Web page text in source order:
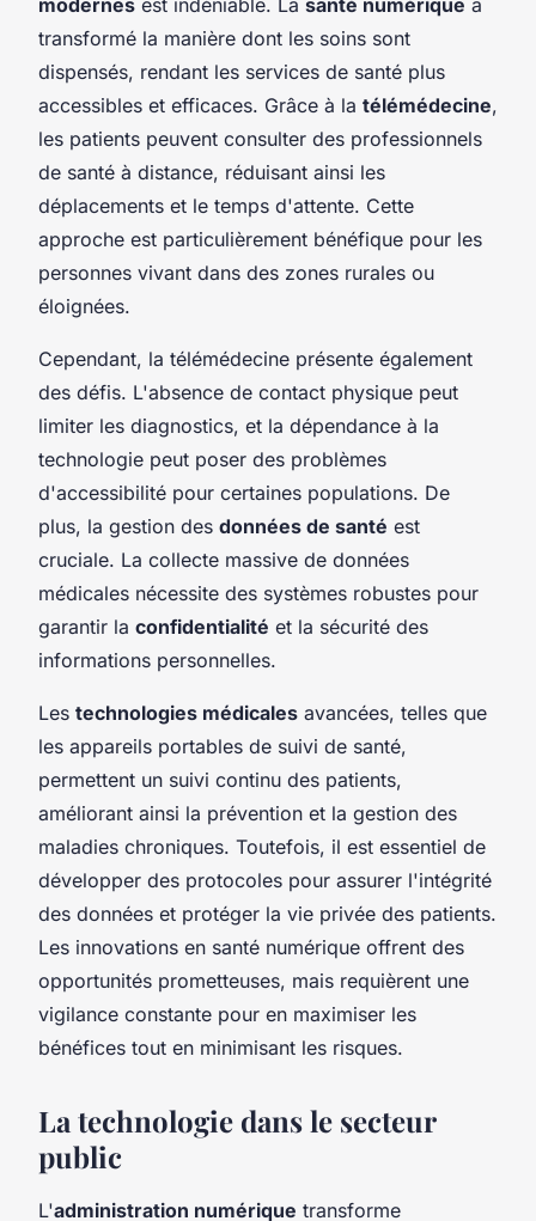
transformé la manière dont les soins sont
dispensés, rendant les services de santé plus
accessibles et efficaces. Grâce à la télémédecine,
les patients peuvent consulter des professionnels
de santé à distance, réduisant ainsi les
déplacements et le temps d'attente. Cette
approche est particulièrement bénéfique pour les
personnes vivant dans des zones rurales ou
éloignées.
Cependant, la télémédecine présente également
des défis. L'absence de contact physique peut
limiter les diagnostics, et la dépendance à la
technologie peut poser des problèmes
d'accessibilité pour certaines populations. De
plus, la gestion des données de santé est
cruciale. La collecte massive de données
médicales nécessite des systèmes robustes pour
garantir la confidentialité et la sécurité des
informations personnelles.
Les technologies médicales avancées, telles que
les appareils portables de suivi de santé,
permettent un suivi continu des patients,
améliorant ainsi la prévention et la gestion des
maladies chroniques. Toutefois, il est essentiel de
développer des protocoles pour assurer l'intégrité
des données et protéger la vie privée des patients.
Les innovations en santé numérique offrent des
opportunités prometteuses, mais requièrent une
vigilance constante pour en maximiser les
bénéfices tout en minimisant les risques.
La technologie dans le secteur
public
L'administration numérique transforme